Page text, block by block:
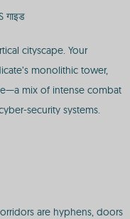
गाइड
cityscape. Your
monolithic tower,
mix of intense combat
security systems.
are hyphens, doors